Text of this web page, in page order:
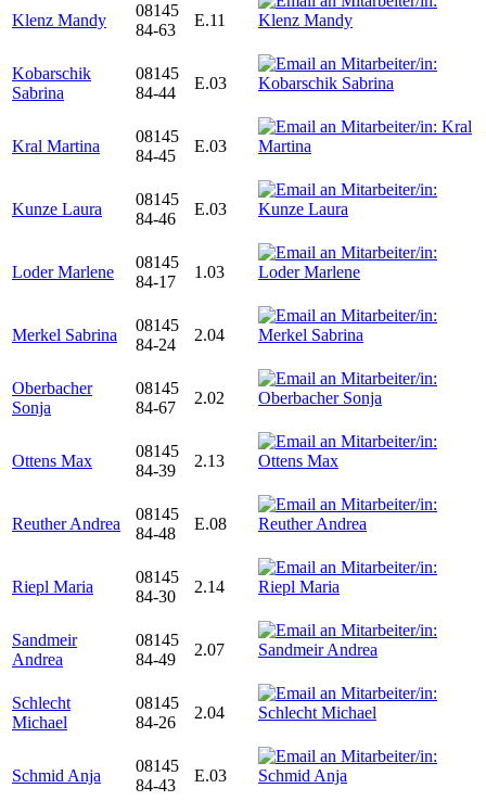
Klenz Mandy
08145
84-63
E.11
Kobarschik
Sabrina
08145
84-44
E.03
Kral Martina
08145
84-45
E.03
Kunze Laura
08145
84-46
E.03
Loder Marlene
08145
84-17
1.03
Merkel Sabrina
08145
84-24
2.04
Oberbacher
Sonja
08145
84-67
2.02
Ottens Max
08145
84-39
2.13
Reuther Andrea
08145
84-48
E.08
Riepl Maria
08145
84-30
2.14
Sandmeir
Andrea
08145
84-49
2.07
Schlecht
Michael
08145
84-26
2.04
Schmid Anja
08145
84-43
E.03